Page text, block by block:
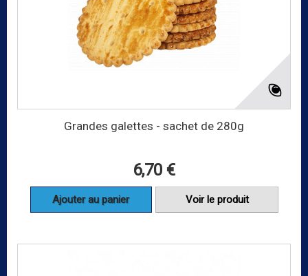
Grandes galettes - sachet de 280g
6,70 €
Ajouter au panier Voir le produit